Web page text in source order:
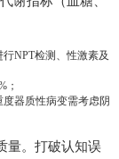
NPT检测、性激素及
；
器质性病变需考虑阴
量。打破认知误